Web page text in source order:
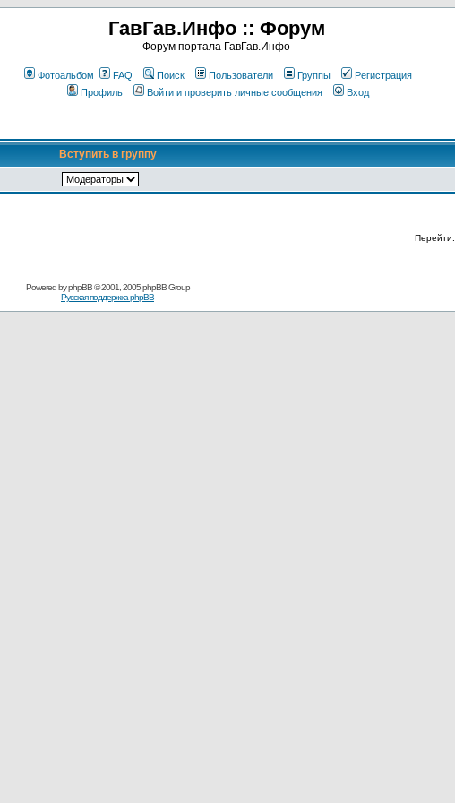
ГавГав.Инфо :: Форум
Форум портала ГавГав.Инфо
Фотоальбом FAQ Поиск Пользователи Группы
Регистрация
Профиль
Войти и проверить личные сообщения Вход
Вступить в группу
Перейти:
Powered byphpBB© 2001, 2005 phpBB Group
Русская поддержка phpBB